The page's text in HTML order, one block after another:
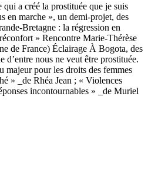
a créé la prostituée que je suis
en marche », un demi-projet, des
Bretagne : la régression en
» Rencontre Marie-Thérèse
de France) Éclairage À Bogota, des
d’entre nous ne veut être prostituée.
majeur pour les droits des femmes
» _de Rhéa Jean ; « Violences
incontournables » _de Muriel